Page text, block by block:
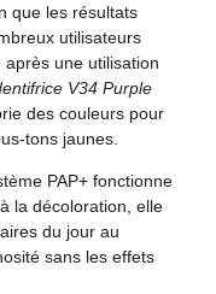
que les résultats
utilisateurs
une utilisation
V34 Purple
des couleurs pour
tons jaunes.
PAP+ fonctionne
la décoloration, elle
du jour au
sans les effets